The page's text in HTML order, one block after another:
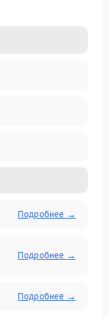
Подробнее →
Подробнее →
Подробнее →